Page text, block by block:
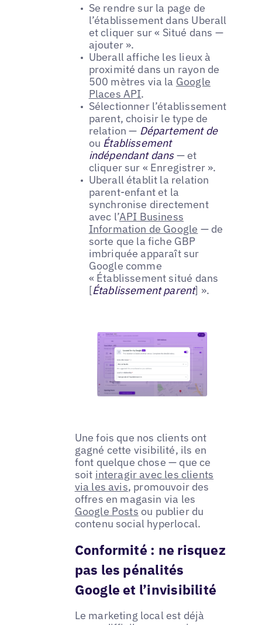
Se rendre sur la page de
l’établissement dans Uberall
et cliquer sur « Situé dans —
ajouter ».
Uberall affiche les lieux à
proximité dans un rayon de
500 mètres via la Google
Places API.
Sélectionner l’établissement
parent, choisir le type de
relation — Département de
ou Établissement
indépendant dans— et
cliquer sur « Enregistrer ».
Uberall établit la relation
parent-enfant et la
synchronise directement
avec l’API Business
Information de Google — de
sorte que la fiche GBP
imbriquée apparaît sur
Google comme
« Établissement situé dans
[Établissement parent] ».
Une fois que nos clients ont
gagné cette visibilité, ils en
font quelque chose — que ce
soit interagir avec les clients
via les avis, promouvoir des
offres en magasin via les
Google Posts ou publier du
contenu social hyperlocal.
Conformité : ne risquez
pas les pénalités
Google et l’invisibilité
Le marketing local est déjà